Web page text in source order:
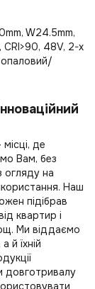
W24.5mm,
48V, 2-х
опаловий/
де
Вам, без
огляду на
Наш
підібрав
квартир і
Ми віддаємо
й їхній
довготривалу